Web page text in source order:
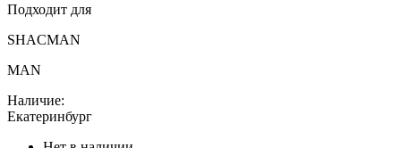
Подходит для
SHACMAN
MAN
Наличие:
Екатеринбург